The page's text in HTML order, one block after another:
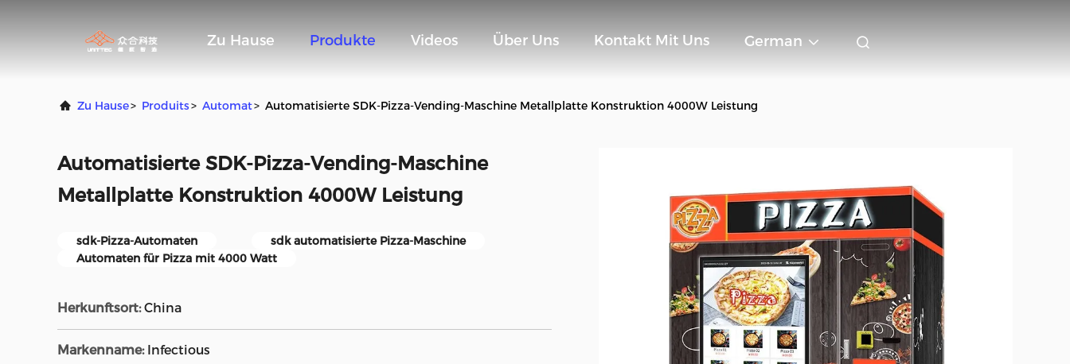
Zu Hause Produkte Videos Über Uns Kontakt Mit Uns German
Zu Hause> Produits> Automat> Automatisierte SDK-Pizza-Vending-Maschine Metallplatte Konstruktion 4000W Leistung
Automatisierte SDK-Pizza-Vending-Maschine
Metallplatte Konstruktion 4000W Leistung
sdk-Pizza-Automaten
sdk automatisierte Pizza-Maschine
Automaten für Pizza mit 4000 Watt
Herkunftsort: China
Markenname: Infectious